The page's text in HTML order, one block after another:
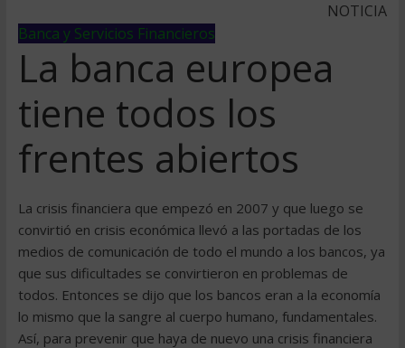
NOTICIA
Banca y Servicios Financieros
La banca europea
tiene todos los
frentes abiertos
La crisis financiera que empezó en 2007 y que luego se
convirtió en crisis económica llevó a las portadas de los
medios de comunicación de todo el mundo a los bancos, ya
que sus dificultades se convirtieron en problemas de
todos. Entonces se dijo que los bancos eran a la economía
lo mismo que la sangre al cuerpo humano, fundamentales.
Así, para prevenir que haya de nuevo una crisis financiera